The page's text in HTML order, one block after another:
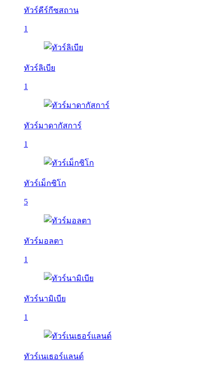
ทัวร์คีร์กีซสถาน
1
ทัวร์ลิเบีย
1
ทัวร์มาดากัสการ์
1
ทัวร์เม็กซิโก
5
ทัวร์มอลตา
1
ทัวร์นามิเบีย
1
ทัวร์เนเธอร์แลนด์